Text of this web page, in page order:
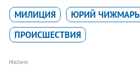
МИЛИЦИЯ ЮРИЙ ЧИЖМАРЬ
ПРОИСШЕСТВИЯ
РЕКЛАМА